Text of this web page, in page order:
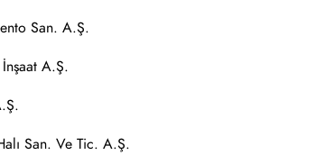
San. A.Ş.
A.Ş.
San. Ve Tic. A.Ş.